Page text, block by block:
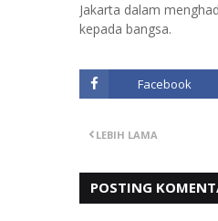
Jakarta dalam
kepada bangsa.
Facebook
LEBIH LAMA
POSTING